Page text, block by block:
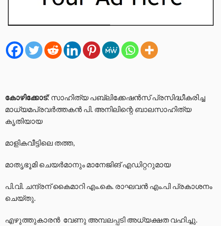
കോഴിക്കോട്: സാഹിത്യ പബ്ലിക്കേഷന്‍സ് പ്രസിദ്ധീകരിച്ച
മാധ്യമപ്രവര്‍ത്തകന്‍ പി. അനിലിന്റെ ബാലസാഹിത്യ
കൃതിയായ
മാളികവീട്ടിലെ തത്ത,
മാതൃഭൂമി ചെയര്‍മാനും മാനേജിങ് എഡിറ്ററുമായ
പി.വി. ചന്ദ്രന് കൈമാറി എം.കെ. രാഘവന്‍ എം.പി പ്രകാശനം
ചെയ്തു.
എഴുത്തുകാരന്‍ വേണു അമ്പലപ്പടി അധ്യക്ഷത വഹിച്ചു.